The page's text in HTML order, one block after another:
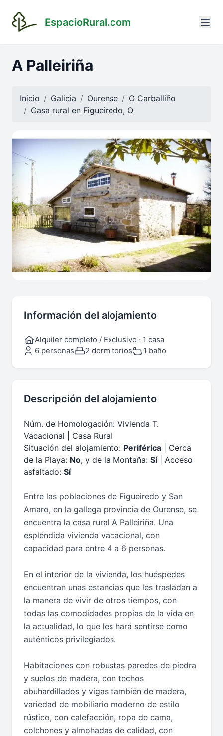
EspacioRural.com
A Palleiriña
Inicio Galicia Ourense
O Carballiño
Casa rural en Figueiredo, O
Información del alojamiento
Alquiler completo / Exclusivo · 1 casa
6 personas
2 dormitorios 1 baño
Descripción del alojamiento
Núm. de Homologación: Vivienda T.
Vacacional | Casa Rural
Situación del alojamiento: Periférica | Cerca
de la Playa: No, y de la Montaña: Sí| Acceso
asfaltado: Sí
Entre las poblaciones de Figueiredo y San
Amaro, en la gallega provincia de Ourense, se
encuentra la casa rural A Palleiriña. Una
espléndida vivienda vacacional, con
capacidad para entre 4 a 6 personas.
En el interior de la vivienda, los huéspedes
encuentran unas estancias que les trasladan a
la manera de vivir de otros tiempos, con
todas las comodidades propias de la vida en
la actualidad, lo que les hará sentirse como
auténticos privilegiados.
Habitaciones con robustas paredes de piedra
y suelos de madera, con techos
abuhardillados y vigas también de madera,
variedad de mobiliario moderno de estilo
rústico, con calefacción, ropa de cama,
colchones y almohadas de calidad, con